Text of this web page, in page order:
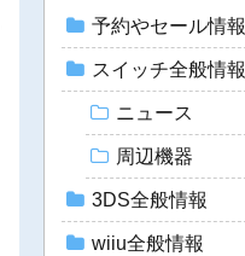
予約やセール情報
スイッチ全般情報
ニュース
周辺機器
3DS全般情報
wiiu全般情報